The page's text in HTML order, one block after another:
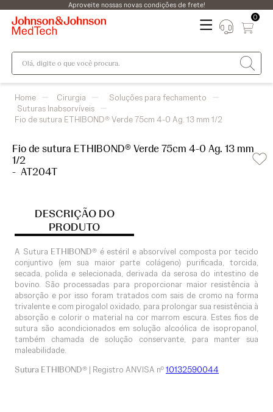
Aproveite nossas novas condições de frete!
0
Olá, digite o que você procura.
Cirurgia
Soluções para fechamento
Suturas Inabsorvíveis
Fio de sutura ETHIBOND® Verde 75cm 4-0 Ag. 13 mm 1/2
Fio de sutura ETHIBOND® Verde 75cm 4-0 Ag. 13 mm
1/2
- AT204T
DESCRIÇÃO DO
PRODUTO
A Sutura ETHIBOND® é estéril e absorvível composta por tecido
conjuntivo (em sua maior parte colágeno) purificada, torcida,
secada, polida e selecionada, derivada da serosa do intestino de
bovino. São processadas para proporcionar maior resistência à
absorção e por isso foram tratados com sais de cromo na forma
trivalente e com pirogalol oxidado, para prolongar sua resistência à
absorção e colorir o material na cor marrom escura. Estes fios de
sutura são acondicionados em solução alcoólica de isopropanol,
também chamada de solução conservante, para manter sua
maleabilidade.
Sutura ETHIBOND® | Registro ANVISA nº10132590044